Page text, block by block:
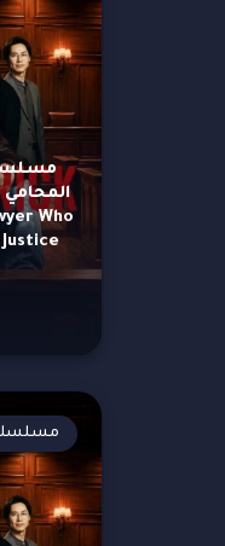
المحامي
Who